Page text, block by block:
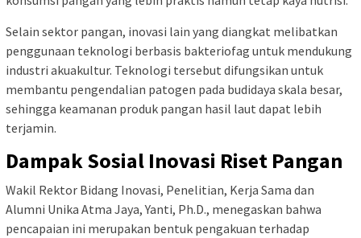
Selain sektor pangan, inovasi lain yang diangkat melibatkan
penggunaan teknologi berbasis bakteriofag untuk mendukung
industri akuakultur. Teknologi tersebut difungsikan untuk
membantu pengendalian patogen pada budidaya skala besar,
sehingga keamanan produk pangan hasil laut dapat lebih
terjamin.
Dampak Sosial Inovasi Riset Pangan
Wakil Rektor Bidang Inovasi, Penelitian, Kerja Sama dan
Alumni Unika Atma Jaya, Yanti, Ph.D., menegaskan bahwa
pencapaian ini merupakan bentuk pengakuan terhadap